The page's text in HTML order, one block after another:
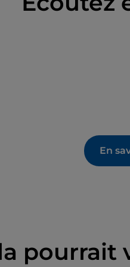
En
pourrait